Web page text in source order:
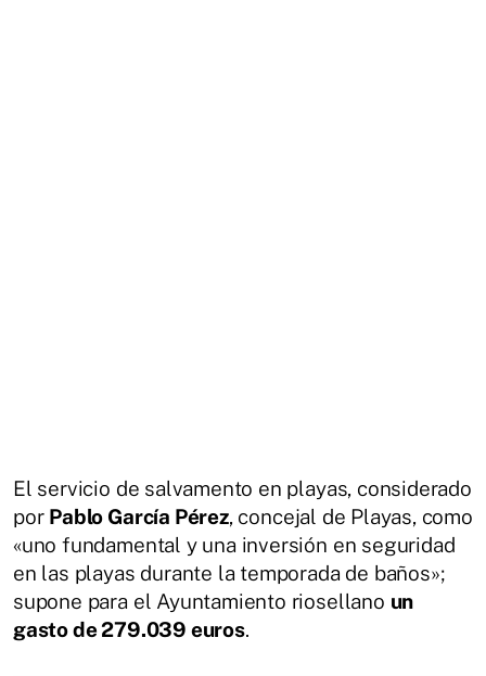
El servicio de salvamento en playas, considerado
por Pablo García Pérez, concejal de Playas, como
«uno fundamental y una inversión en seguridad
en las playas durante la temporada de baños»;
supone para el Ayuntamiento riosellano un
gasto de 279.039 euros.